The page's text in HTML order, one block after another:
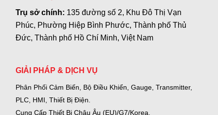
Trụ sở chính: 135 đường số 2, Khu Đô Thị Vạn
Phúc, Phường Hiệp Bình Phước, Thành phố Thủ
Đức, Thành phố Hồ Chí Minh, Việt Nam
GIẢI PHÁP & DỊCH VỤ
Phân Phối Cảm Biến, Bộ Điều Khiển, Gauge, Transmitter,
PLC, HMI, Thiết Bị Điện.
Cung Cấp Thiết Bị Châu Âu (EU)/G7/Korea.